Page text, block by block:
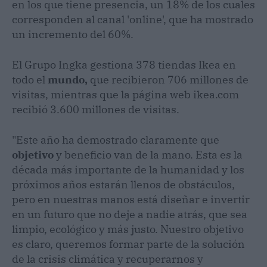
en los que tiene presencia, un 18% de los cuales
corresponden al canal 'online', que ha mostrado
un incremento del 60%.
El Grupo Ingka gestiona 378 tiendas Ikea en
todo el mundo, que recibieron 706 millones de
visitas, mientras que la página web ikea.com
recibió 3.600 millones de visitas.
"Este año ha demostrado claramente que
objetivoy beneficio van de la mano. Esta es la
década más importante de la humanidad y los
próximos años estarán llenos de obstáculos,
pero en nuestras manos está diseñar e invertir
en un futuro que no deje a nadie atrás, que sea
limpio, ecológico y más justo. Nuestro objetivo
es claro, queremos formar parte de la solución
de la crisis climática y recuperarnos y